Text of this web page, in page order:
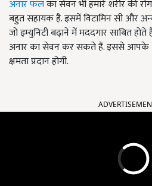
अनार फलका सेवन भी हमारे शरीर की
बहुत सहायक है. इसमें विटामिन सी और
जो इम्युनिटी बढ़ाने में मददगार साबित
अनार का सेवन कर सकते हैं. इससे आपके
क्षमता प्रदान होगी.